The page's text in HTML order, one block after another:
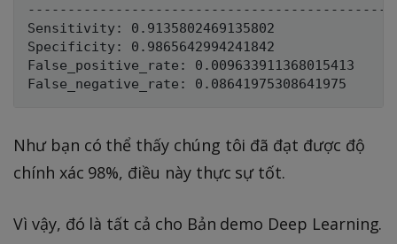
Sensitivity: 0.9135802469135802
Specificity: 0.9865642994241842
False_positive_rate: 0.009633911368015413
Như bạn có thể thấy chúng tôi đã đạt được độ
chính xác 98%, điều này thực sự tốt.
Vì vậy, đó là tất cả cho Bản demo Deep Learning.